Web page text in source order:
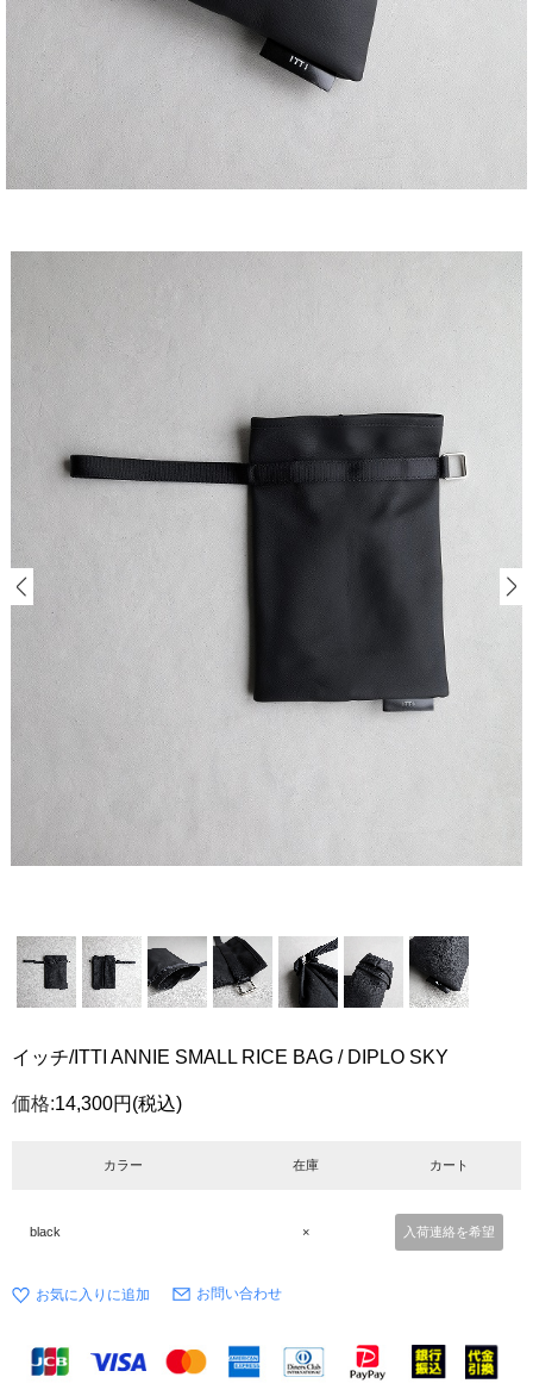
イッチ/ITTI ANNIE SMALL RICE BAG / DIPLO SKY
価格:14,300円 (税込)
カラー 在庫 カート
black × 入荷連絡を希望
お問い合わせ